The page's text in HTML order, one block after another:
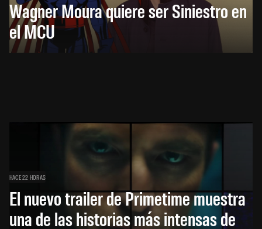
Wagner Moura quiere ser Siniestro en
el MCU
HACE 22 HORAS
El nuevo trailer de Primetime muestra
una de las historias más intensas de